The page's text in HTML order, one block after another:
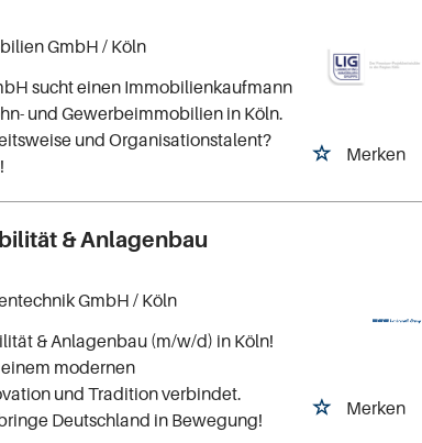
Merken
GmbH / Köln
sucht einen Immobilienkaufmann
und Gewerbeimmobilien in Köln.
und Organisationstalent?
& Anlagenbau
Merken
GmbH / Köln
& Anlagenbau (m/w/d) in Köln!
modernen
und Tradition verbindet.
Deutschland in Bewegung!